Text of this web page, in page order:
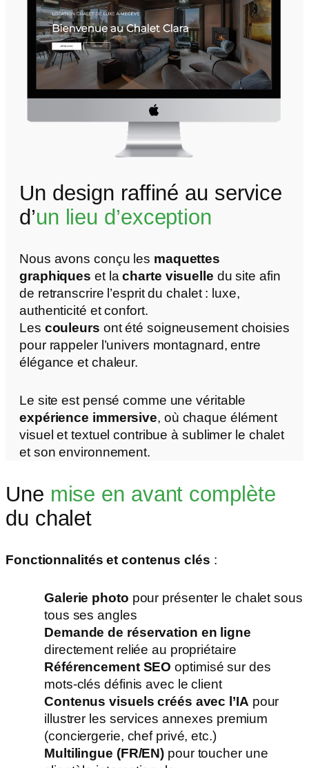
Un design raffiné au service
d’un lieu d’exception
Nous avons conçu les maquettes
graphiques et lacharte visuelle du site afin
de retranscrire l’esprit du chalet : luxe,
authenticité et confort.
Les couleurs ont été soigneusement choisies
pour rappeler l’univers montagnard, entre
élégance et chaleur.
Le site est pensé comme une véritable
expérience immersive, où chaque élément
visuel et textuel contribue à sublimer le chalet
et son environnement.
Une mise en avant complète
du chalet
Fonctionnalités et contenus clés :
Galerie photo pour présenter le chalet sous
tous ses angles
Demande de réservation en ligne
directement reliée au propriétaire
Référencement SEO optimisé sur des
mots-clés définis avec le client
Contenus visuels créés avec l’IA pour
illustrer les services annexes premium
(conciergerie, chef privé, etc.)
Multilingue (FR/EN) pour toucher une